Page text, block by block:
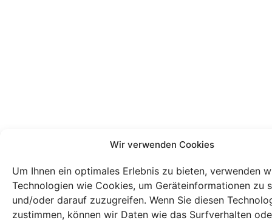
Wir verwenden Cookies
Um Ihnen ein optimales Erlebnis zu bieten, verwenden
Technologien wie Cookies, um Geräteinformationen zu
und/oder darauf zuzugreifen. Wenn Sie diesen
zustimmen, können wir Daten wie das Surfverhalten